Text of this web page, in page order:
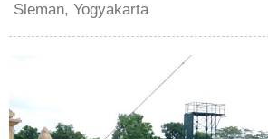
Sleman, Yogyakarta